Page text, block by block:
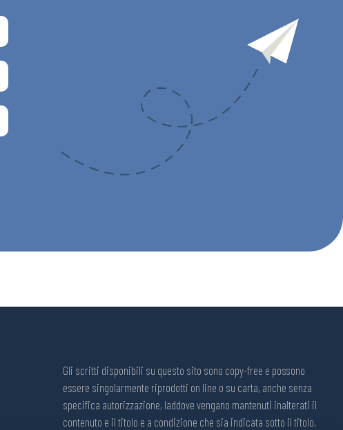
Gli scritti disponibili su questo sito sono copy-free e possono
essere singolarmente riprodotti on line o su carta, anche senza
specifica autorizzazione, laddove vengano mantenuti inalterati il
contenuto e il titolo e a condizione che sia indicata sotto il titolo,